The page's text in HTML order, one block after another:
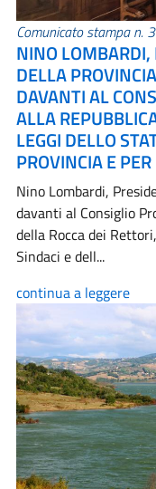
Comunicato stampa
NINO LOMBARDI,
DELLA
DAVANTI AL
ALLA
LEGGI DELLO
PROVINCIA E
Nino Lombardi,
davanti al Consiglio
della Rocca dei
Sindaci e dell...
continua a leggere